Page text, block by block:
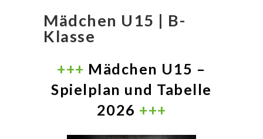
Mädchen U15 | B-
Klasse
+++ Mädchen U15 –
Spielplan und Tabelle
2026 +++